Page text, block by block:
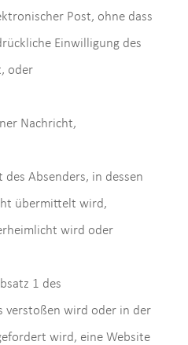
Post, ohne dass
Einwilligung des
oder
Nachricht,
Absenders, in dessen
übermittelt wird,
wird oder
1 des
verstoßen wird oder in der
wird, eine Website